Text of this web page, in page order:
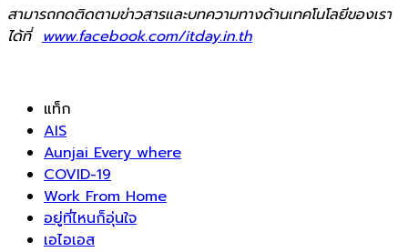
สามารถกดติดตามข่าวสารและบทความทางด้านเทคโนโลยีของเรา
ได้ที่ www.facebook.com/itday.in.th
แท็ก
AIS
Aunjai Every where
COVID-19
Work From Home
อยู่ที่ไหนก็อุ่นใจ
เอไอเอส